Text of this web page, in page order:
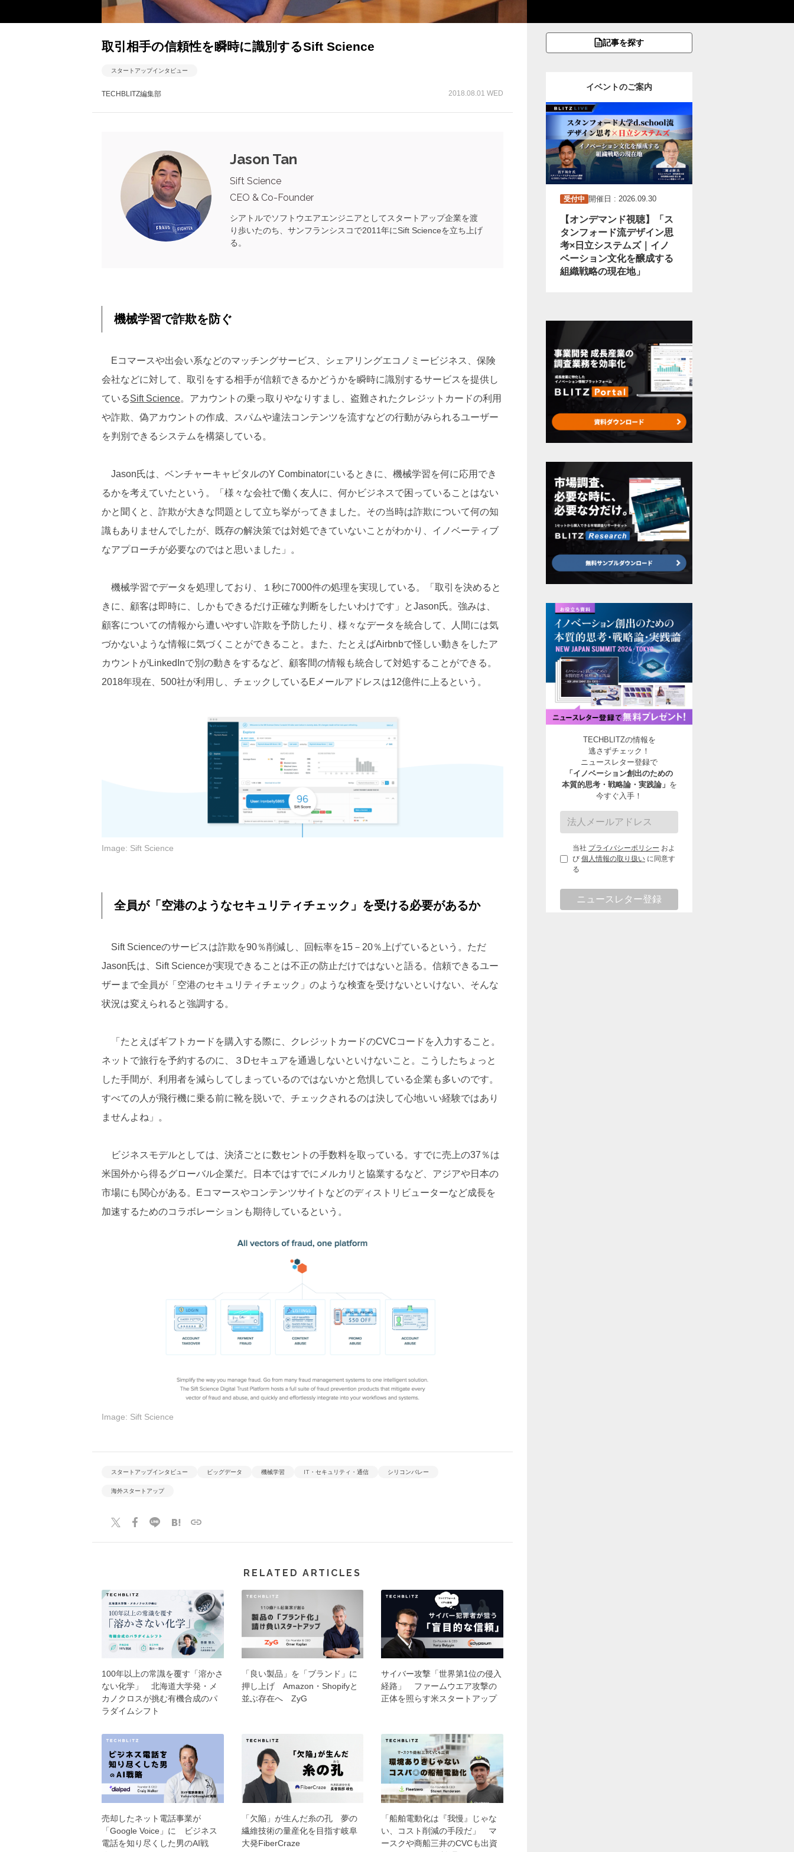
取引相手の信頼性を瞬時に識別するSift Science
スタートアップインタビュー
TECHBLITZ編集部 2018.08.01 WED
Jason Tan
Sift Science
CEO & Co-Founder
シアトルでソフトウエアエンジニアとしてスタートアップ企業を渡
り歩いたのち、サンフランシスコで2011年にSift Scienceを立ち上げ
る。
機械学習で詐欺を防ぐ
Eコマースや出会い系などのマッチングサービス、シェアリングエコノミービジネス、保険
会社などに対して、取引をする相手が信頼できるかどうかを瞬時に識別するサービスを提供し
ているSift Science。アカウントの乗っ取りやなりすまし、盗難されたクレジットカードの利用
や詐欺、偽アカウントの作成、スパムや違法コンテンツを流すなどの行動がみられるユーザー
を判別できるシステムを構築している。
Jason氏は、ベンチャーキャピタルのY Combinatorにいるときに、機械学習を何に応用でき
るかを考えていたという。「様々な会社で働く友人に、何かビジネスで困っていることはない
かと聞くと、詐欺が大きな問題として立ち挙がってきました。その当時は詐欺について何の知
識もありませんでしたが、既存の解決策では対処できていないことがわかり、イノベーティブ
なアプローチが必要なのではと思いました」。
機械学習でデータを処理しており、１秒に7000件の処理を実現している。「取引を決めると
きに、顧客は即時に、しかもできるだけ正確な判断をしたいわけです」とJason氏。強みは、
顧客についての情報から遭いやすい詐欺を予防したり、様々なデータを統合して、人間には気
づかないような情報に気づくことができること。また、たとえばAirbnbで怪しい動きをしたア
カウントがLinkedInで別の動きをするなど、顧客間の情報も統合して対処することができる。
2018年現在、500社が利用し、チェックしているEメールアドレスは12億件に上るという。
Image: Sift Science
全員が「空港のようなセキュリティチェック」を受ける必要があるか
Sift Scienceのサービスは詐欺を90％削減し、回転率を15－20％上げているという。ただ
Jason氏は、Sift Scienceが実現できることは不正の防止だけではないと語る。信頼できるユー
ザーまで全員が「空港のセキュリティチェック」のような検査を受けないといけない、そんな
状況は変えられると強調する。
「たとえばギフトカードを購入する際に、クレジットカードのCVCコードを入力すること。
ネットで旅行を予約するのに、３Dセキュアを通過しないといけないこと。こうしたちょっと
した手間が、利用者を減らしてしまっているのではないかと危惧している企業も多いのです。
すべての人が飛行機に乗る前に靴を脱いで、チェックされるのは決して心地いい経験ではあり
ませんよね」。
ビジネスモデルとしては、決済ごとに数セントの手数料を取っている。すでに売上の37％は
米国外から得るグローバル企業だ。日本ではすでにメルカリと協業するなど、アジアや日本の
市場にも関心がある。Eコマースやコンテンツサイトなどのディストリビューターなど成長を
加速するためのコラボレーションも期待しているという。
Image: Sift Science
スタートアップインタビュー ビッグデータ 機械学習 IT・セキュリティ・通信 シリコンバレー
海外スタートアップ
RELATED ARTICLES
100年以上の常識を覆す「溶かさ
ない化学」 北海道大学発・メ
カノクロスが挑む有機合成のパ
ラダイムシフト
「良い製品」を「ブランド」に
押し上げ Amazon・Shopifyと
並ぶ存在へ ZyG
サイバー攻撃「世界第1位の侵入
経路」 ファームウエア攻撃の
正体を照らす米スタートアップ
売却したネット電話事業が
「Google Voice」に ビジネス
電話を知り尽くした男のAI戦
「欠陥」が生んだ糸の孔 夢の
繊維技術の量産化を目指す岐阜
大発FiberCraze
「船舶電動化は『我慢』じゃな
い、コスト削減の手段だ」 マ
ースクや商船三井のCVCも出資
記事を探す
イベントのご案内
受付中 開催日 : 2026.09.30
【オンデマンド視聴】「ス
タンフォード流デザイン思
考×日立システムズ｜イノ
ベーション文化を醸成する
組織戦略の現在地」
TECHBLITZの情報を
逃さずチェック！
ニュースレター登録で
「イノベーション創出のための
本質的思考・戦略論・実践論」 を
今すぐ入手！
当社 プライバシーポリシー およ
び 個人情報の取り扱い に同意す
る